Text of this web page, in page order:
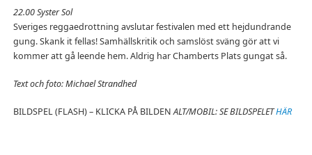
22.00 Syster Sol
Sveriges reggaedrottning avslutar festivalen med ett hejdundrande
gung. Skank it fellas! Samhällskritik och samslöst sväng gör att vi
kommer att gå leende hem. Aldrig har Chamberts Plats gungat så.
Text och foto: Michael Strandhed
BILDSPEL (FLASH) – KLICKA PÅ BILDENALT/MOBIL: SE BILDSPELETHÄR